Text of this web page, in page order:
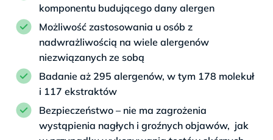
komponentu budującego dany alergen
Możliwość zastosowania u osób z
nadwrażliwością na wiele alergenów
niezwiązanych ze sobą
Badanie aż 295 alergenów, w tym 178 molekuł
i 117 ekstraktów
Bezpieczeństwo – nie ma zagrożenia
wystąpienia nagłych i groźnych objawów, jak